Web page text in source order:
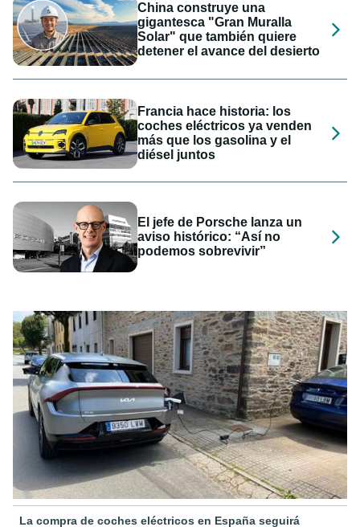
China construye una
gigantesca "Gran Muralla
Solar" que también quiere
detener el avance del desierto
Francia hace historia: los
coches eléctricos ya venden
más que los gasolina y el
diésel juntos
El jefe de Porsche lanza un
aviso histórico: “Así no
podemos sobrevivir”
La compra de coches eléctricos en España seguirá